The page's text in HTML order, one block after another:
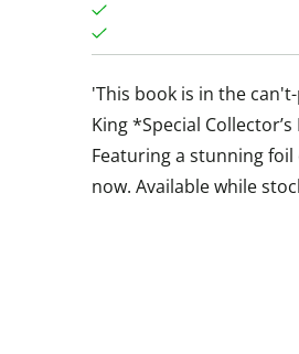
'This book is in the
King *Special
Featuring a stunning
now. Available while